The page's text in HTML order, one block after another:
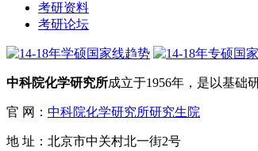
考研资料
考研论坛
中科院化学研究所成立于1956年，是以基础
官 网： 中科院化学研究所研究生院
地 址：北京市中关村北一街2号